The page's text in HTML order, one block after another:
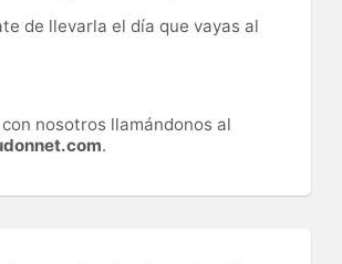
de llevarla el día que vayas al
nosotros llamándonos al
.